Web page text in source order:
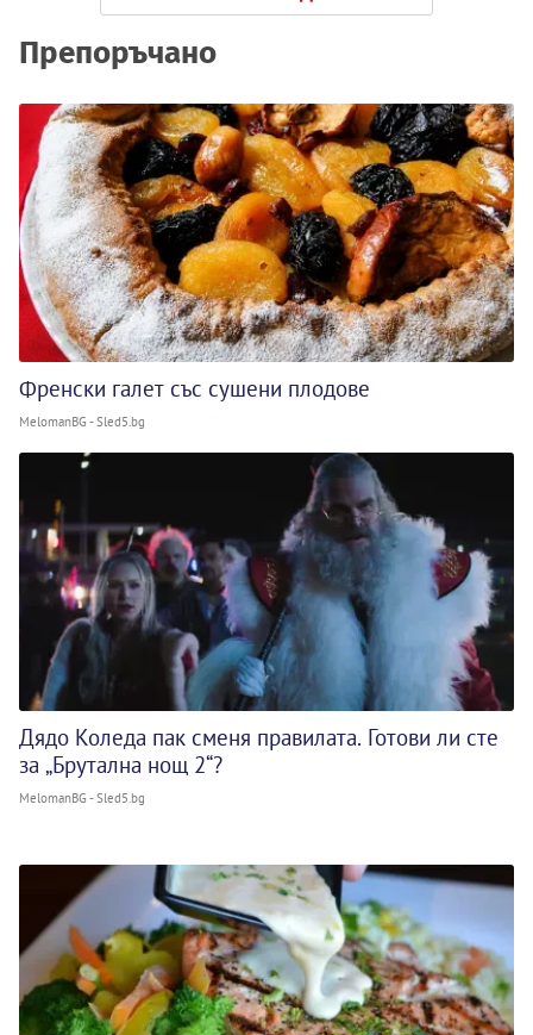
Препоръчано
Френски галет със сушени плодове
MelomanBG - Sled5.bg
Дядо Коледа пак сменя правилата. Готови ли сте
за „Брутална нощ 2“?
MelomanBG - Sled5.bg